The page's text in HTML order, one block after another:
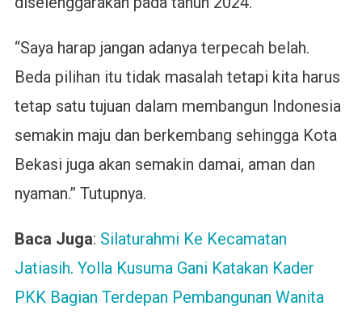
“Saya harap jangan adanya terpecah belah.
Beda pilihan itu tidak masalah tetapi kita harus
tetap satu tujuan dalam membangun Indonesia
semakin maju dan berkembang sehingga Kota
Bekasi juga akan semakin damai, aman dan
nyaman.” Tutupnya.
Baca Juga: Silaturahmi Ke Kecamatan
Jatiasih. Yolla Kusuma Gani Katakan Kader
PKK Bagian Terdepan Pembangunan Wanita